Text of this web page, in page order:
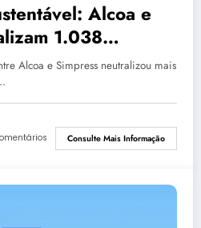
Alcoa e
1.038
Alcoa e Simpress neutralizou mais
Consulte Mais Informação